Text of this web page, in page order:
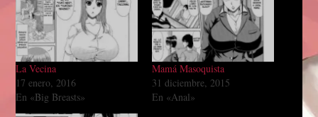
La Vecina
17 enero, 2016
En «Big Breasts»
Mamá Masoquista
31 diciembre, 2015
En «Anal»